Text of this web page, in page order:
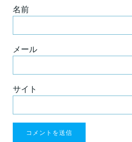
名前
メール
サイト